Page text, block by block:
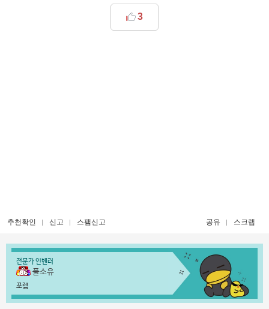
3
추천확인 신고 스팸신고 공유 스크랩
전문가 인벤러
풀소유
쪼렙